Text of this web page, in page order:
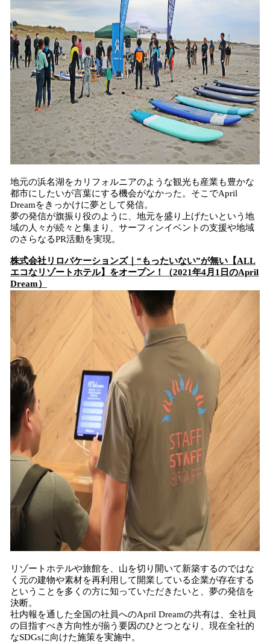
地元の浜名湖をカリフォルニアのような観光も産業も豊かな
都市にしたいが言葉にする機会がなかった。そこでApril
Dreamをきっかけに夢として発信。
夢の発信が旗振り役のように、地元を盛り上げたいという地
域の人々が続々と集まり、サーフィンイベントの支援や地域
のさらなるPR活動を実現。
株式会社リロバケーションズ｜“もったいない”が無い【ALL
エコなリゾートホテル】をオープン！（2021年4月1日のApril
Dream）
リゾートホテルや旅館を、山を切り開いて新築するのではな
く元の建物や素材を再利用して開業している企業が存在する
ということを多くの方に知っていただきたいと、夢の発信を
決断。
社内報を通した全国の社員へのApril Dreamの共有は、全社員
の目指すべき方向性が揃う要因のひとつとなり、現在全社的
なSDGsに向けた施策を実施中。